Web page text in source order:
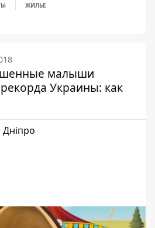
ЖИЛЬЕ
малыши
Украины: как